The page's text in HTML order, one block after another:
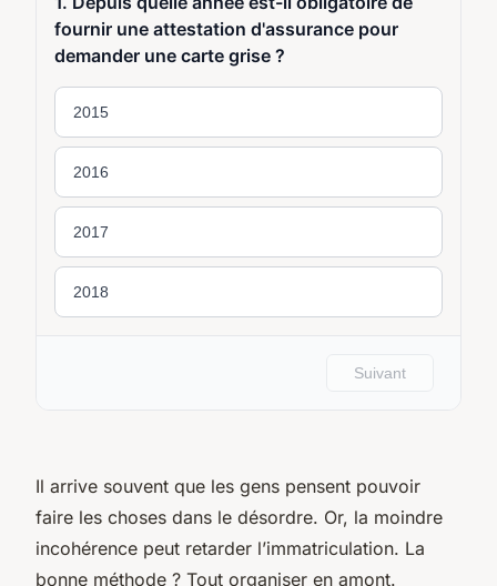
Il arrive souvent que les gens pensent pouvoir
faire les choses dans le désordre. Or, la moindre
incohérence peut retarder l’immatriculation. La
bonne méthode ? Tout organiser en amont.